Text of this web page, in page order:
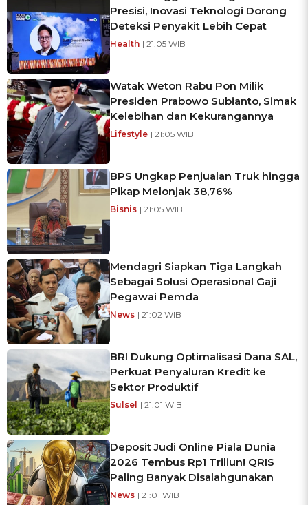
Presisi, Inovasi Teknologi Dorong
Deteksi Penyakit Lebih Cepat
Health | 21:05 WIB
Watak Weton Rabu Pon Milik
Presiden Prabowo Subianto, Simak
Kelebihan dan Kekurangannya
Lifestyle | 21:05 WIB
BPS Ungkap Penjualan Truk hingga
Pikap Melonjak 38,76%
Bisnis | 21:05 WIB
Mendagri Siapkan Tiga Langkah
Sebagai Solusi Operasional Gaji
Pegawai Pemda
News | 21:02 WIB
BRI Dukung Optimalisasi Dana SAL,
Perkuat Penyaluran Kredit ke
Sektor Produktif
Sulsel | 21:01 WIB
Deposit Judi Online Piala Dunia
2026 Tembus Rp1 Triliun! QRIS
Paling Banyak Disalahgunakan
News | 21:01 WIB